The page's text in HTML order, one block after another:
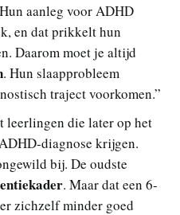
aanleg voor ADHD
en dat prikkelt hun
Daarom moet je altijd
. Hun slaapprobleem
traject voorkomen.”
die later op het
diagnose krijgen.
bij. De oudste
. Maar dat een 6-
zichzelf minder goed